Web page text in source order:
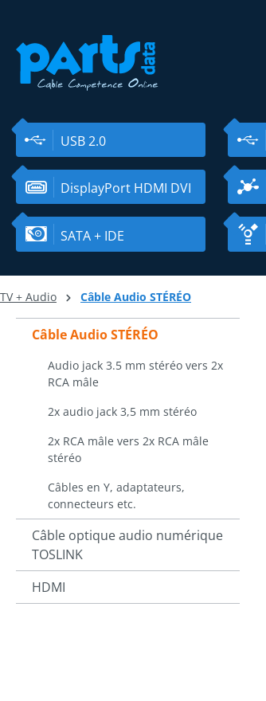
USB 2.0
DisplayPort HDMI DVI
SATA + IDE
TV + Audio Câble Audio STÉRÉO
Câble Audio STÉRÉO
Audio jack 3.5 mm stéréo vers 2x
RCA mâle
2x audio jack 3,5 mm stéréo
2x RCA mâle vers 2x RCA mâle
stéréo
Câbles en Y, adaptateurs,
connecteurs etc.
Câble optique audio numérique
TOSLINK
HDMI